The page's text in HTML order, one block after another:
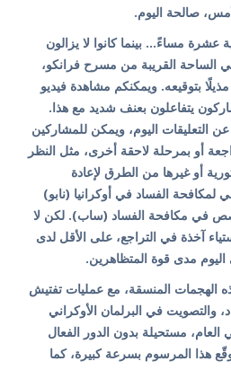
صالحة اليوم.
عشرة مساءً... بينما كانوا لا يزالون
الساحة القريبة من مسرح فرانكو،
بتوقيعه. ويمكنكم مشاهدة فيديو
يتفاعلون بعنف شديد مع هذا.
التعليقات اليوم، ويمكن للمشاركين
أو بمرحلة لاحقة أخرى، مثل النظر
أو غيرها من الطرق لإعادة
لمكافحة الفساد في أوكرانيا (نابو)
في مكافحة الفساد (ساب). لكن لا
آخذة في التراجع، على الأقل لدى
مدى قوة المتظاهرين.
الهجمات المنسقة، مع عمليات تفتيش
والتصويت في البرلمان الأوكراني
مستحيلة بدون الدور الفعال
هذا المرسوم بسرعة كبيرة، كما